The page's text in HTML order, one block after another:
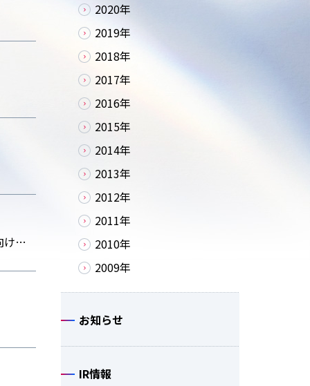
冬季快適性向上、魔法瓶構造を用いた貯湯式『ヒーテッドウォッシャー』を生産・販売～トヨタ新型カローラ向けに供給開始～
2020年
2019年
2018年
2017年
2016年
2015年
2014年
2013年
2012年
2011年
2010年
2009年
お知らせ
IR情報